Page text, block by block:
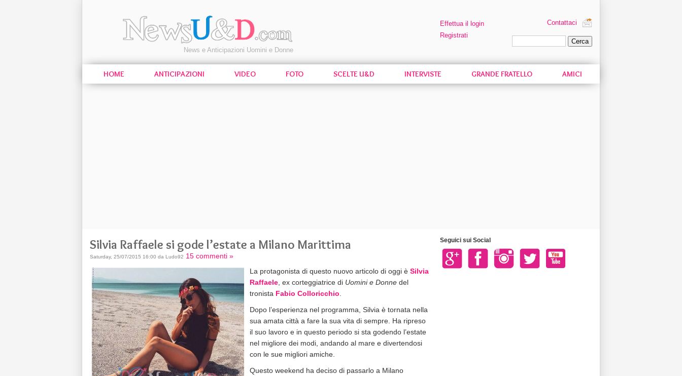
News e Anticipazioni Uomini e Donne
Effettua il login
Registrati
Contattaci
HOME ANTICIPAZIONI VIDEO FOTO SCELTE U&D INTERVISTE GRANDE FRATELLO AMICI
Silvia Raffaele si gode l’estate a Milano Marittima
Saturday, 25/07/2015 16:00 da Ludo92 15 commenti »
La protagonista di questo nuovo articolo di oggi è Silvia
Raffaele , ex corteggiatrice di Uomini e Donne del
tronista Fabio Colloricchio
Dopo l’esperienza nel programma, Silvia è tornata nella
sua amata città a fare la sua vita di sempre. Ha ripreso
il suo lavoro e in questo periodo si sta godendo l’estate
nel migliore dei modi, andando al mare e divertendosi
con le sue migliori amiche.
Questo weekend ha deciso di passarlo a Milano
Seguici sui Social